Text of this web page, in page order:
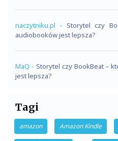
naczytniku.pl - Storytel czy
audiobooków jest lepsza?
MaQ - Storytel czy BookBeat –
jest lepsza?
Tagi
amazon Amazon Kindle